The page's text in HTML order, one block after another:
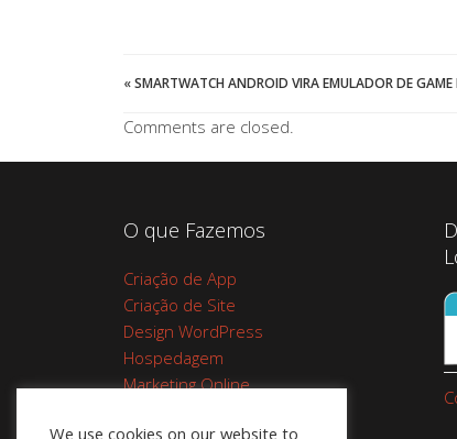
«SMARTWATCH ANDROID VIRA EMULADOR DE
Comments are closed.
O que Fazemos
Criação de App
Criação de Site
Design WordPress
Hospedagem
Marketing Online
We use cookies on our website to